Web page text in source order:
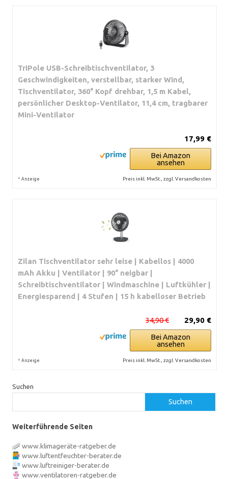
TriPole USB-Schreibtischventilator, 3
Geschwindigkeiten, verstellbar, starker Wind,
Tischventilator, 360° Kopf drehbar, 1,5 m Kabel,
persönlicher Desktop-Ventilator, 11,4 cm, tragbarer
Mini-Ventilator
17,99 €
Bei Amazon
ansehen
* Anzeige Preis inkl. MwSt., zzgl. Versandkosten
Zilan Tischventilator sehr leise | Kabellos | 4000
mAh Akku | Ventilator | 90° neigbar |
Schreibtischventilator | Windmaschine | Luftkühler |
Energiesparend | 4 Stufen | 15 h kabelloser Betrieb
29,90 €
34,90 €
Bei Amazon
ansehen
* Anzeige Preis inkl. MwSt., zzgl. Versandkosten
Suchen
Suchen
Weiterführende Seiten
www.klimageräte-ratgeber.de
www.luftentfeuchter-berater.de
www.luftreiniger-berater.de
www.ventilatoren-ratgeber.de